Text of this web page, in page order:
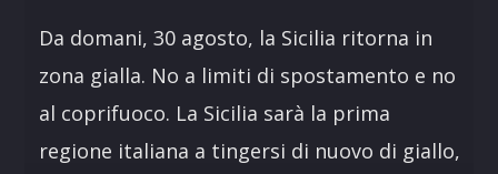
Da domani, 30 agosto, la Sicilia ritorna in
zona gialla. No a limiti di spostamento e no
al coprifuoco. La Sicilia sarà la prima
regione italiana a tingersi di nuovo di giallo,